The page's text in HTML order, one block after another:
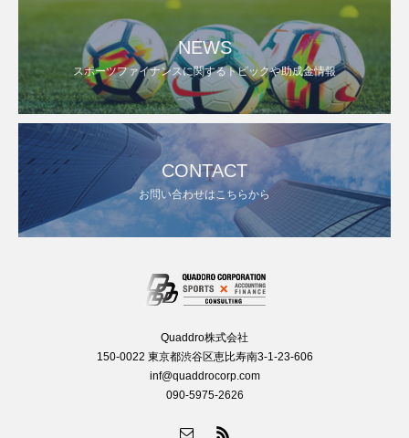
NEWS
スポーツファイナンスに関するトピックや助成金情報
CONTACT
お問い合わせはこちらから
Quaddro株式会社
150-0022 東京都渋谷区恵比寿南3-1-23-606
inf@quaddrocorp.com
090-5975-2626